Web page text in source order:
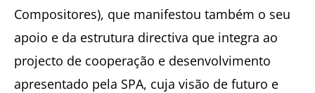
Compositores), que manifestou também o seu
apoio e da estrutura directiva que integra ao
projecto de cooperação e desenvolvimento
apresentado pela SPA, cuja visão de futuro e